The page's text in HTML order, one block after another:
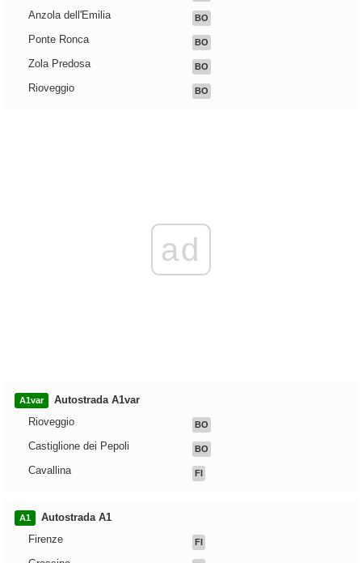
Anzola dell'Emilia BO
Ponte Ronca BO
Zola Predosa BO
Rioveggio BO
ad
A1var
Autostrada A1var
Rioveggio
BO
Castiglione dei Pepoli BO
Cavallina FI
A1
Autostrada A1
Firenze
FI